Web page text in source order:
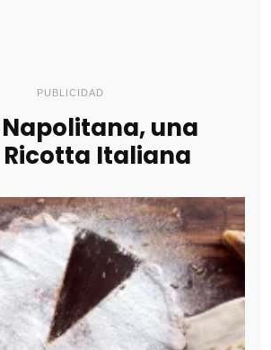
PUBLICIDAD
una
Italiana